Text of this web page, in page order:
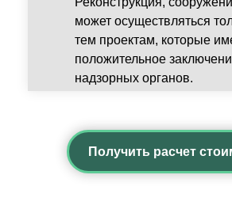
может осуществляться
тем проектам, которые
положительное
надзорных органов.
Получить расчет